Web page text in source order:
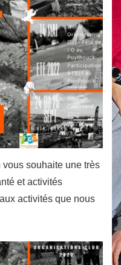
vous souhaite une très
et activités
activités que nous